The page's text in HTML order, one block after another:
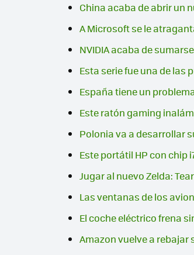
China acaba de abrir un
A Microsoft se le
NVIDIA acaba de
Esta serie fue una de las
España tiene un
Este ratón gaming
Polonia va a desarrollar
Este portátil HP con chip
Jugar al nuevo Zelda:
Las ventanas de los
El coche eléctrico frena
Amazon vuelve a rebajar